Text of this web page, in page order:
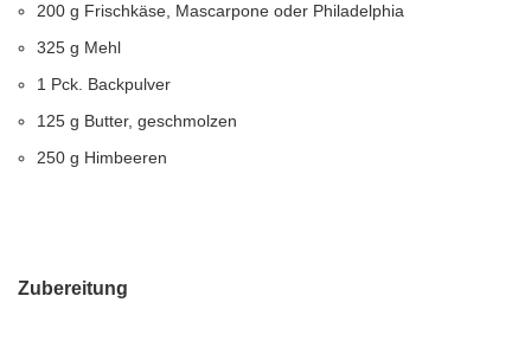
200 g Frischkäse, Mascarpone oder Philadelphia
325 g Mehl
1 Pck. Backpulver
125 g Butter, geschmolzen
250 g Himbeeren
Zubereitung